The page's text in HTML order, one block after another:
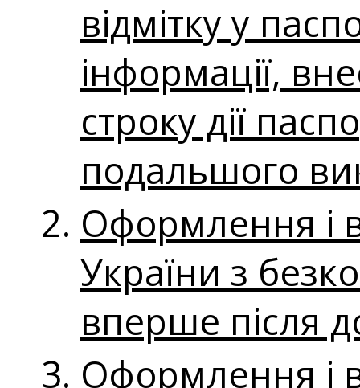
відмітку у
інформації,
строку дії
подальшого
Оформлення і
України з
вперше після
Оформлення і